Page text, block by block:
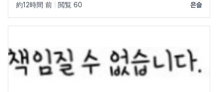
約12時間 前 閲覧 60 은슬